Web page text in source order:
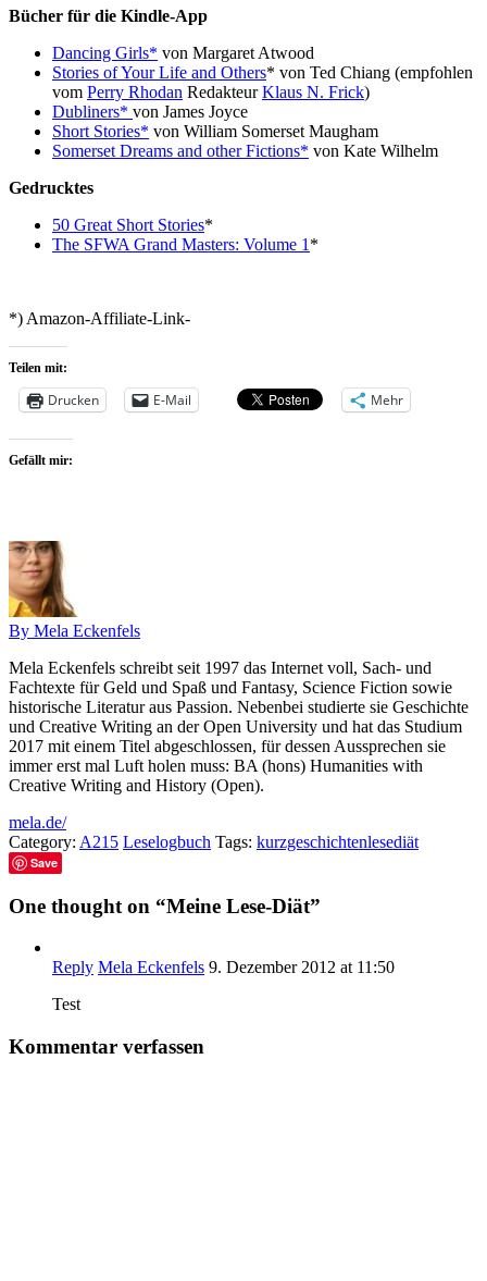
Bücher für die Kindle-App
Dancing Girls* von Margaret Atwood
Stories of Your Life and Others* von Ted Chiang (empfohlen
vom Perry Rhodan RedakteurKlaus N. Frick)
Dubliners* von James Joyce
Short Stories* von William Somerset Maugham
Somerset Dreams and other Fictions* von Kate Wilhelm
Gedrucktes
50 Great Short Stories*
The SFWA Grand Masters: Volume 1 *
*) Amazon-Affiliate-Link-
Teilen mit:
Drucken E-Mail Mehr
Gefällt mir:
By Mela Eckenfels
Mela Eckenfels schreibt seit 1997 das Internet voll, Sach- und
Fachtexte für Geld und Spaß und Fantasy, Science Fiction sowie
historische Literatur aus Passion. Nebenbei studierte sie Geschichte
und Creative Writing an der Open University und hat das Studium
2017 mit einem Titel abgeschlossen, für dessen Aussprechen sie
immer erst mal Luft holen muss: BA (hons) Humanities with
Creative Writing and History (Open).
mela.de/
Category: A215 Leselogbuch Tags: kurzgeschichtenlesediät
Save
One thought on “Meine Lese-Diät”
Reply Mela Eckenfels 9. Dezember 2012 at 11:50
Test
Kommentar verfassen